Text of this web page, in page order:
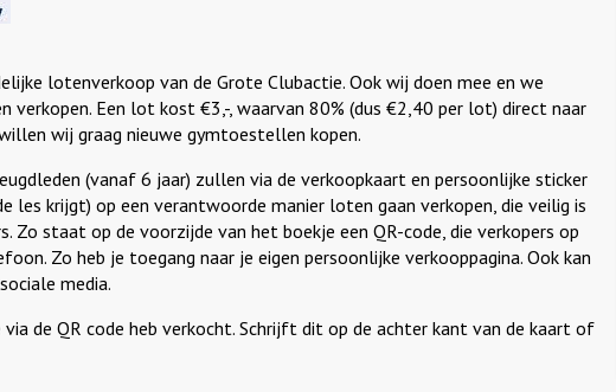
lotenverkoop van de Grote Clubactie. Ook wij doen mee en we
Een lot kost €3,-, waarvan 80% (dus €2,40 per lot) direct naar
wij graag nieuwe gymtoestellen kopen.
(vanaf 6 jaar) zullen via de verkoopkaart en persoonlijke sticker
les krijgt) op een verantwoorde manier loten gaan verkopen, die veilig is
Zo staat op de voorzijde van het boekje een QR-code, die verkopers op
Zo heb je toegang naar je eigen persoonlijke verkooppagina. Ook kan
media.
de QR code heb verkocht. Schrijft dit op de achter kant van de kaart of